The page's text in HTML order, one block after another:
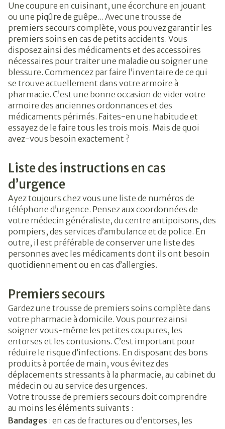
Une coupure en cuisinant, une écorchure en jouant
ou une piqûre de guêpe... Avec une trousse de
premiers secours complète, vous pouvez garantir les
premiers soins en cas de petits accidents. Vous
disposez ainsi des médicaments et des accessoires
nécessaires pour traiter une maladie ou soigner une
blessure. Commencez par faire l’inventaire de ce qui
se trouve actuellement dans votre armoire à
pharmacie. C’est une bonne occasion de vider votre
armoire des anciennes ordonnances et des
médicaments périmés. Faites-en une habitude et
essayez de le faire tous les trois mois. Mais de quoi
avez-vous besoin exactement ?
Liste des instructions en cas
d’urgence
Ayez toujours chez vous une liste de numéros de
téléphone d’urgence. Pensez aux coordonnées de
votre médecin généraliste, du centre antipoisons, des
pompiers, des services d’ambulance et de police. En
outre, il est préférable de conserver une liste des
personnes avec les médicaments dont ils ont besoin
quotidiennement ou en cas d’allergies.
Premiers secours
Gardez une trousse de premiers soins complète dans
votre pharmacie à domicile. Vous pourrez ainsi
soigner vous-même les petites coupures, les
entorses et les contusions. C’est important pour
réduire le risque d’infections. En disposant des bons
produits à portée de main, vous évitez des
déplacements stressants à la pharmacie, au cabinet du
médecin ou au service des urgences.
Votre trousse de premiers secours doit comprendre
au moins les éléments suivants :
Bandages : en cas de fractures ou d’entorses, les